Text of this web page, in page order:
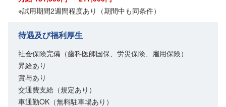
※試用期間2週間程度あり（期間中も同条件）
待遇及び福利厚生
社会保険完備（歯科医師国保、労災保険、雇用保険）
昇給あり
賞与あり
交通費支給（規定あり）
車通勤OK（無料駐車場あり）